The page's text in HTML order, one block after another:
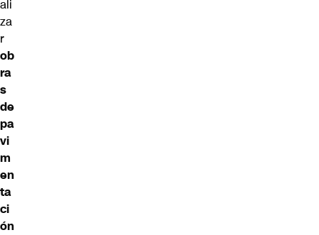
ali
za
r
ob
ra
s
de
pa
vi
m
en
ta
ci
ón